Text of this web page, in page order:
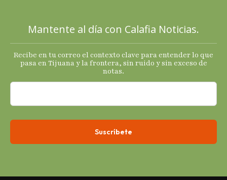
Mantente al día con Calafia Noticias.
Recibe en tu correo el contexto clave para entender lo que
pasa en Tijuana y la frontera, sin ruido y sin exceso de
notas.